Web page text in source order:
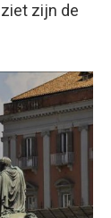
zijn de